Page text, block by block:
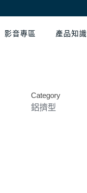
影音專區 產品知識
Category
鋁擠型